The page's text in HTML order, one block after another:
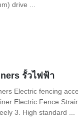
drive ...
รั้วไฟฟ้า
Electric fencing
Electric Fence
3. High standard ...